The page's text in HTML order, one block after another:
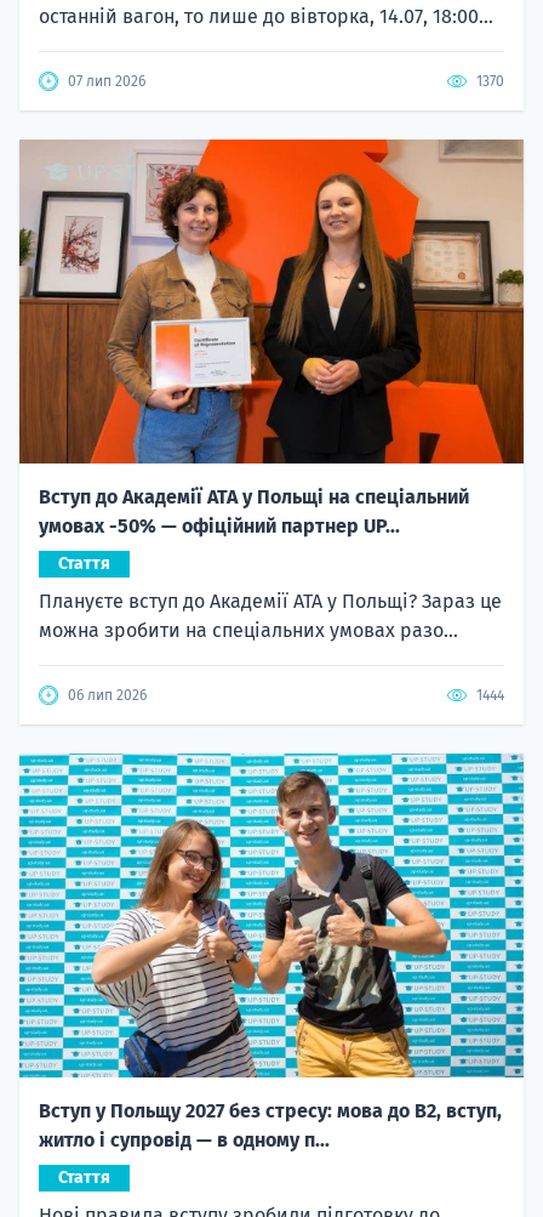
останній вагон, то лише до вівторка, 14.07, 18:00...
07 лип 2026 1370
Вступ до Академії ATA у Польщі на спеціальний
умовах -50% — офіційний партнер UP...
Стаття
Плануєте вступ до Академії ATA у Польщі? Зараз це
можна зробити на спеціальних умовах разо...
06 лип 2026 1444
Вступ у Польщу 2027 без стресу: мова до B2, вступ,
житло і супровід — в одному п...
Стаття